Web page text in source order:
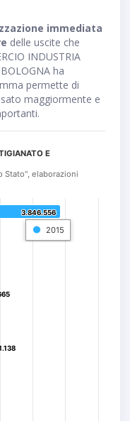
immediata
delle uscite che
INDUSTRIA
ha
permette di
maggiormente e
E
Stato", elaborazioni
3.846.556
3.846.556
2015